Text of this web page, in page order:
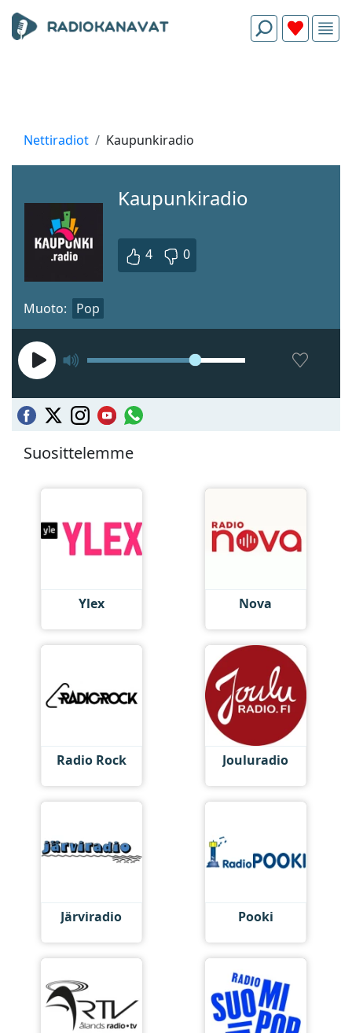
Nettiradiot Kaupunkiradio
Kaupunkiradio
4 0
Muoto: Pop
Suosittelemme
Ylex Nova
Radio Rock Jouluradio
Järviradio Pooki